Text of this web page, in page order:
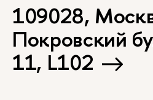
109028,
Покровский
11, L102